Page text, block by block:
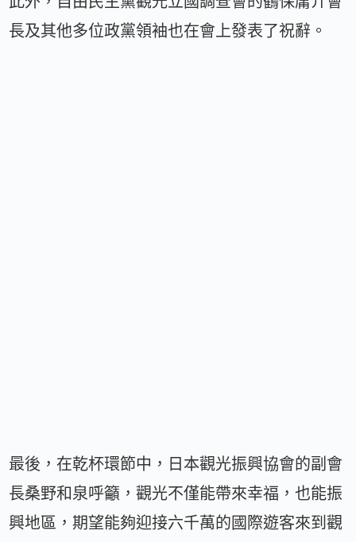
長及其他多位政黨領袖也在會上發表了祝辭。
最後，在乾杯環節中，日本觀光振興協會的副會
長桑野和泉呼籲，觀光不僅能帶來幸福，也能振
興地區，期望能夠迎接六千萬的國際遊客來到觀